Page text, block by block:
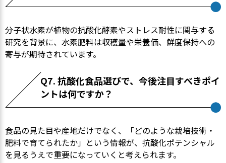
分子状水素が植物の抗酸化酵素やストレス耐性に関与する
研究を背景に、水素肥料は収穫量や栄養価、鮮度保持への
寄与が期待されています。
Q7. 抗酸化食品選びで、今後注目すべきポイ
ントは何ですか？
食品の見た目や産地だけでなく、「どのような栽培技術・
肥料で育てられたか」という情報が、抗酸化ポテンシャル
を見るうえで重要になっていくと考えられます。